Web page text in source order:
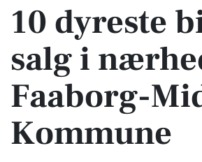
10 dyreste
salg i
Faaborg-
Kommune